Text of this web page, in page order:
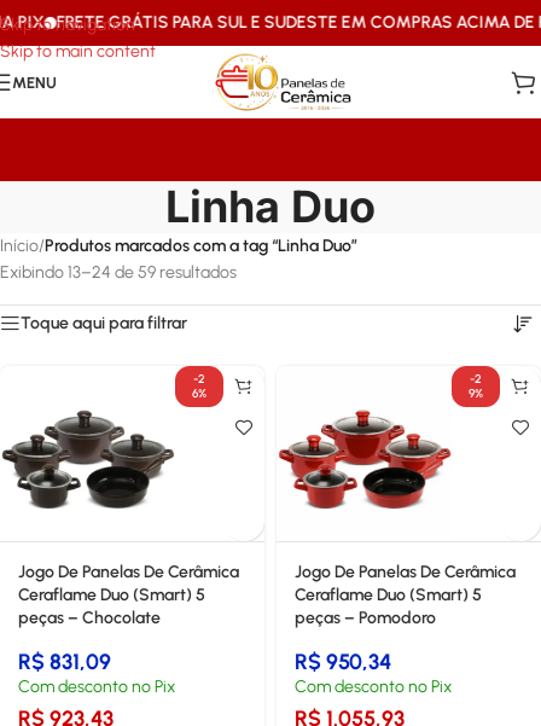
Skip to navigation
Skip to main content
FRETE GRÁTIS PARA SUL E SUDESTE EM COMPRAS ACIMA DE R$199
MENU
Linha Duo
Início/Produtos marcados com a tag “Linha Duo”
Exibindo 13–24 de 59 resultados
Toque aqui para filtrar
-2
6%
Jogo De Panelas De Cerâmica
Ceraflame Duo (Smart) 5
peças – Chocolate
R$831,09
Com desconto no Pix
R$923,43
-2
9%
Jogo De Panelas De Cerâmica
Ceraflame Duo (Smart) 5
peças – Pomodoro
R$950,34
Com desconto no Pix
R$1.055,93